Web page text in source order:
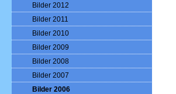
Bilder 2012
Bilder 2011
Bilder 2010
Bilder 2009
Bilder 2008
Bilder 2007
Bilder 2006